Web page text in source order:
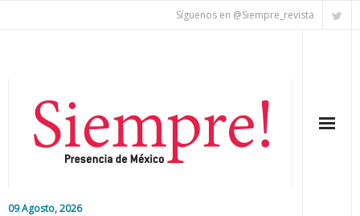
Síguenos en @Siempre_revista
09 Agosto, 2026